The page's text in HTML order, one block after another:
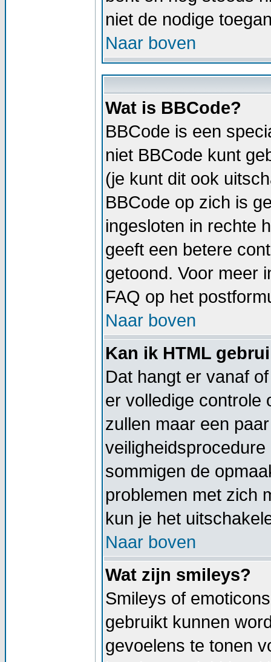
niet de nodige
Naar boven
Wat is BBCode?
BBCode is een
niet BBCode kunt
(je kunt dit ook
BBCode op zich is
ingesloten in rechte
geeft een betere
getoond. Voor meer
FAQ op het
Naar boven
Kan ik HTML
Dat hangt er vanaf
er volledige controle
zullen maar een
sommigen de
problemen met zich
kun je het
Naar boven
Wat zijn smileys?
Smileys of
gebruikt kunnen
gevoelens te tonen